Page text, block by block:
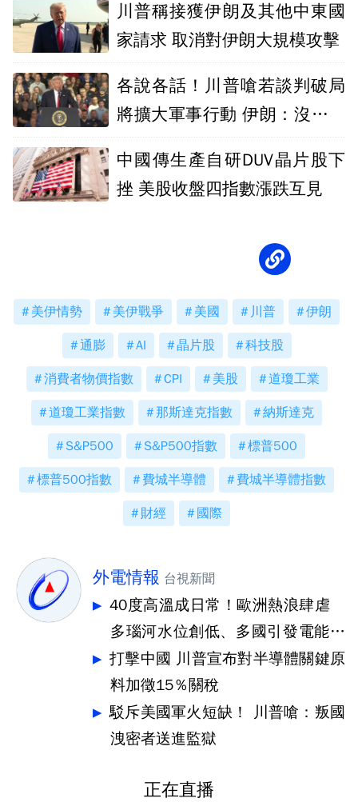
川普稱接獲伊朗及其他中東國
家請求 取消對伊朗大規模攻擊
各說各話！川普嗆若談判破局
將擴大軍事行動 伊朗：沒跟美
中國傳生產自研DUV晶片股下
挫 美股收盤四指數漲跌互見
美伊情勢 美伊戰爭 美國 川普 伊朗
通膨 AI 晶片股 科技股
消費者物價指數 CPI 美股 道瓊工業
道瓊工業指數 那斯達克指數 納斯達克
S&P500 S&P500指數 標普500
標普500指數 費城半導體 費城半導體指數
財經 國際
外電情報 台視新聞
40度高溫成日常！歐洲熱浪肆虐
多瑙河水位創低、多國引發電能危
機
打擊中國 川普宣布對半導體關鍵原
料加徵15％關稅
駁斥美國軍火短缺！ 川普嗆：叛國
洩密者送進監獄
正在直播